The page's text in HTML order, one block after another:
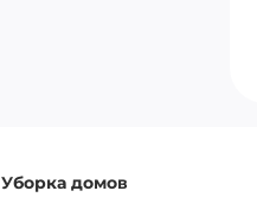
Уборка домов